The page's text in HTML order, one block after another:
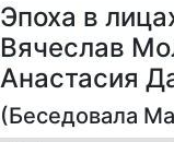
Эпоха в
Вячеслав
Анастасия
(Беседовала